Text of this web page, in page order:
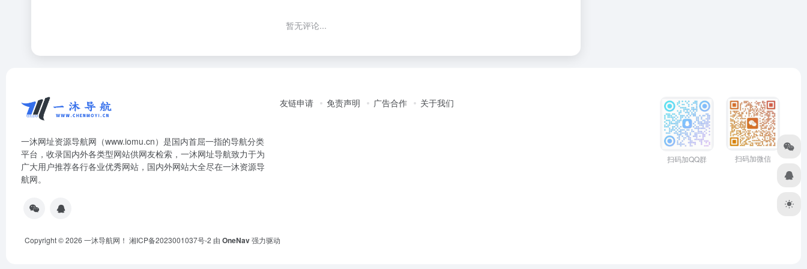
暂无评论...
一沐网址资源导航网（www.iomu.cn）是国内首屈一指的导航分类
平台，收录国内外各类型网站供网友检索，一沐网址导航致力于为
广大用户推荐各行各业优秀网站，国内外网站大全尽在一沐资源导
航网。
友链申请 免责声明 广告合作 关于我们
扫码加QQ群 扫码加微信
Copyright © 2026 一沐导航网！ 湘ICP备2023001037号-2 由 OneNav强力驱动